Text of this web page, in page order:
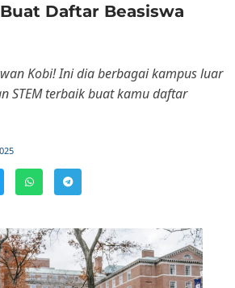
Daftar Beasiswa
Kobi! Ini dia berbagai kampus luar
STEM terbaik buat kamu daftar